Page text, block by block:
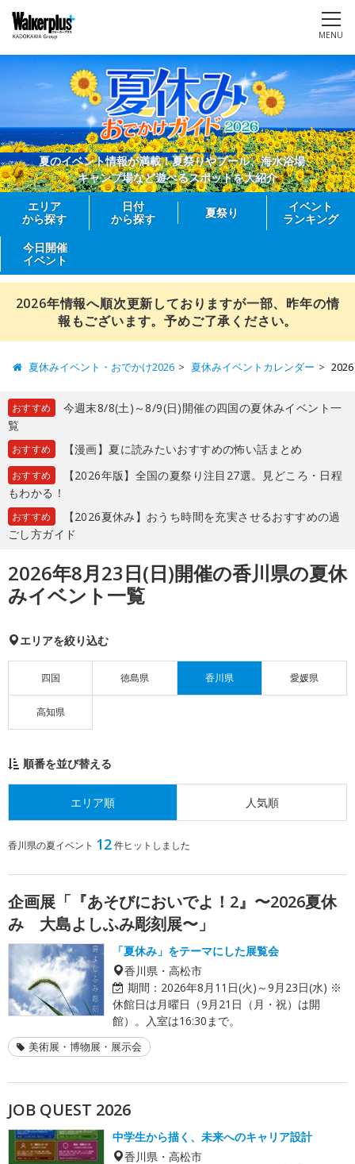
MENU
夏のイベント情報が満載！夏祭りやプール、海水浴場、
キャンプ場など遊べるスポットを大紹介
エリア
から探す
日付
から探す
夏祭り
イベント
ランキング
今日開催
イベント
2026年情報へ順次更新しておりますが一部、昨年の情
報もございます。予めご了承ください。
夏休みイベント・おでかけ2026 夏休みイベントカレンダー
おすすめ
今週末8/8(土)～8/9(日)開催の四国の夏休みイベント一
覧
おすすめ 【漫画】夏に読みたいおすすめの怖い話まとめ
おすすめ
【2026年版】全国の夏祭り注目27選。見どころ・日程
もわかる！
おすすめ
【2026夏休み】おうち時間を充実させるおすすめの過
ごし方ガイド
2026年8月23日(日)開催の香川県の夏休
みイベント一覧
エリアを絞り込む
四国 徳島県 香川県 愛媛県
高知県
順番を並び替える
エリア順 人気順
香川県の夏イベント 12件ヒットしました
企画展「『あそびにおいでよ！2』〜2026夏休
み 大島よしふみ彫刻展〜」
「夏休み」をテーマにした展覧会
香川県・高松市
期間： 2026年8月11日(火)～9月23日(水) ※
休館日は月曜日（9月21日（月・祝）は開
館）。入室は16:30まで。
美術展・博物展・展示会
JOB QUEST 2026
中学生から描く、未来へのキャリア設計
香川県・高松市